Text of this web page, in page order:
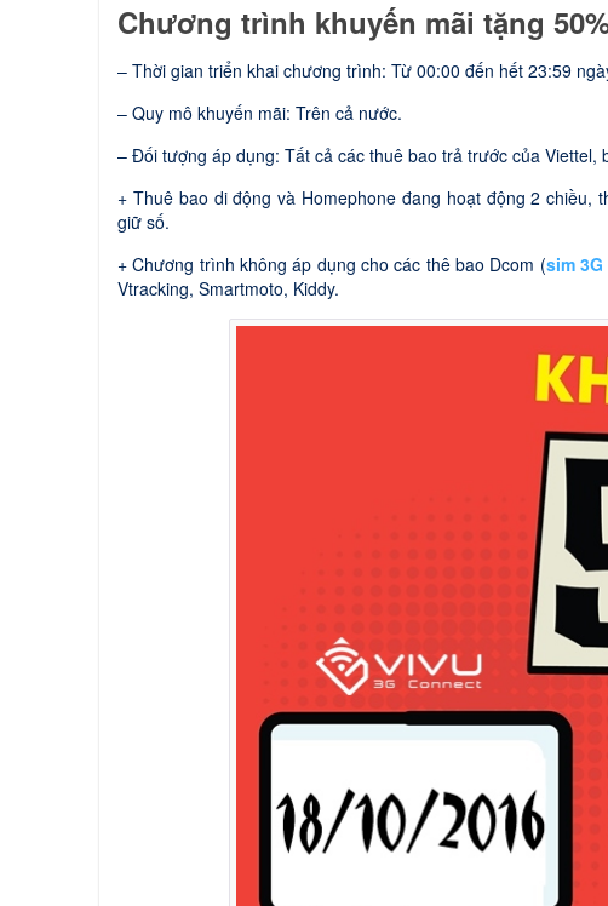
Chương trình khuyến mãi tặng
– Thời gian triển khai chương trình: Từ 00:00 đến hết 23:59
– Quy mô khuyến mãi: Trên cả nước.
– Đối tượng áp dụng: Tất cả các thuê bao trả trước của Viettel,
+ Thuê bao di động và Homephone đang hoạt động 2
giữ số.
+ Chương trình không áp dụng cho các thê bao Dcom (sim
Vtracking, Smartmoto, Kiddy.